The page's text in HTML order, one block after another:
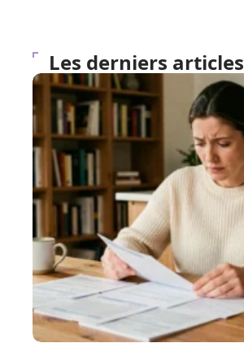
Les derniers articles